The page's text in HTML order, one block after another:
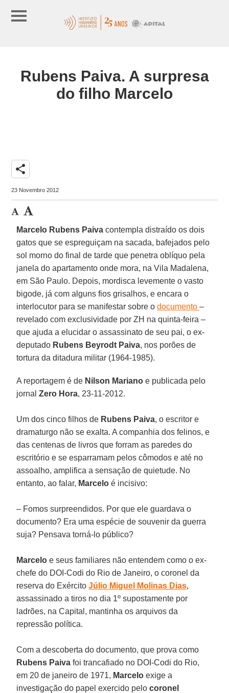
Rubens Paiva. A surpresa
do filho Marcelo
share
23 Novembro 2012
Marcelo Rubens Paiva contempla distraído os dois
gatos que se espreguiçam na sacada, bafejados pelo
sol morno do final de tarde que penetra oblíquo pela
janela do apartamento onde mora, na Vila Madalena,
em São Paulo. Depois, mordisca levemente o vasto
bigode, já com alguns fios grisalhos, e encara o
interlocutor para se manifestar sobre odocumento–
revelado com exclusividade por ZH na quinta-feira –
que ajuda a elucidar o assassinato de seu pai, o ex-
deputado Rubens Beyrodt Paiva, nos porões de
tortura da ditadura militar (1964-1985).
A reportagem é de Nilson Mariano e publicada pelo
jornalZero Hora, 23-11-2012.
Um dos cinco filhos de Rubens Paiva, o escritor e
dramaturgo não se exalta. A companhia dos felinos, e
das centenas de livros que forram as paredes do
escritório e se esparramam pelos cômodos e até no
assoalho, amplifica a sensação de quietude. No
entanto, ao falar, Marceloé incisivo:
– Fomos surpreendidos. Por que ele guardava o
documento? Era uma espécie de souvenir da guerra
suja? Pensava torná-lo público?
Marceloe seus familiares não entendem como o ex-
chefe do DOI-Codi do Rio de Janeiro, o coronel da
reserva do ExércitoJúlio Miguel Molinas Dias,
assassinado a tiros no dia 1º supostamente por
ladrões, na Capital, mantinha os arquivos da
repressão política.
Com a descoberta do documento, que prova como
Rubens Paiva foi trancafiado no DOI-Codi do Rio,
em 20 de janeiro de 1971, Marceloexige a
investigação do papel exercido pelocoronel